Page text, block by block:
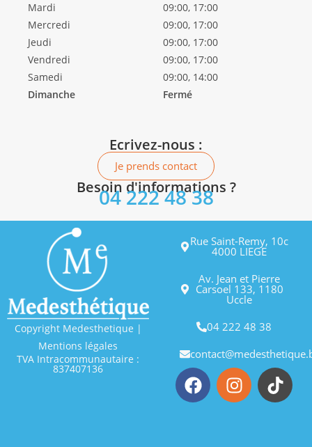
Mardi
Mercredi
Jeudi
Vendredi
Samedi
Dimanche
09:00, 17:00
09:00, 17:00
09:00, 17:00
09:00, 17:00
09:00, 14:00
Fermé
Ecrivez-nous :
Je prends contact
Besoin d'informations ?
04 222 48 38
Copyright Medesthetique |
Mentions légales
TVA Intracommunautaire :
837407136
Rue Saint-Remy, 10c
4000 LIEGE
Av. Jean et Pierre
Carsoel 133, 1180
Uccle
04 222 48 38